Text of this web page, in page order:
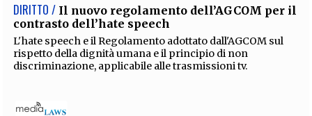
DIRITTO / Il nuovo regolamento dell’AGCOM per il
contrasto dell’hate speech
L'hate speech e il Regolamento adottato dall'AGCOM sul
rispetto della dignità umana e il principio di non
discriminazione, applicabile alle trasmissioni tv.